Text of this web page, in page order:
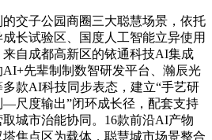
子公园商圈三大聪慧场景，依托
长试验区、国度人工智能立异使用
自成都高新区的铱通科技AI集成
先辈制制数智研发平台、瀚辰光
款AI科技同步表态，建立“手艺研
尺度输出”闭环成长径，配套支持
城市治能协同。16款前沿AI产物
焦点区为载体，聪慧城市场景整合